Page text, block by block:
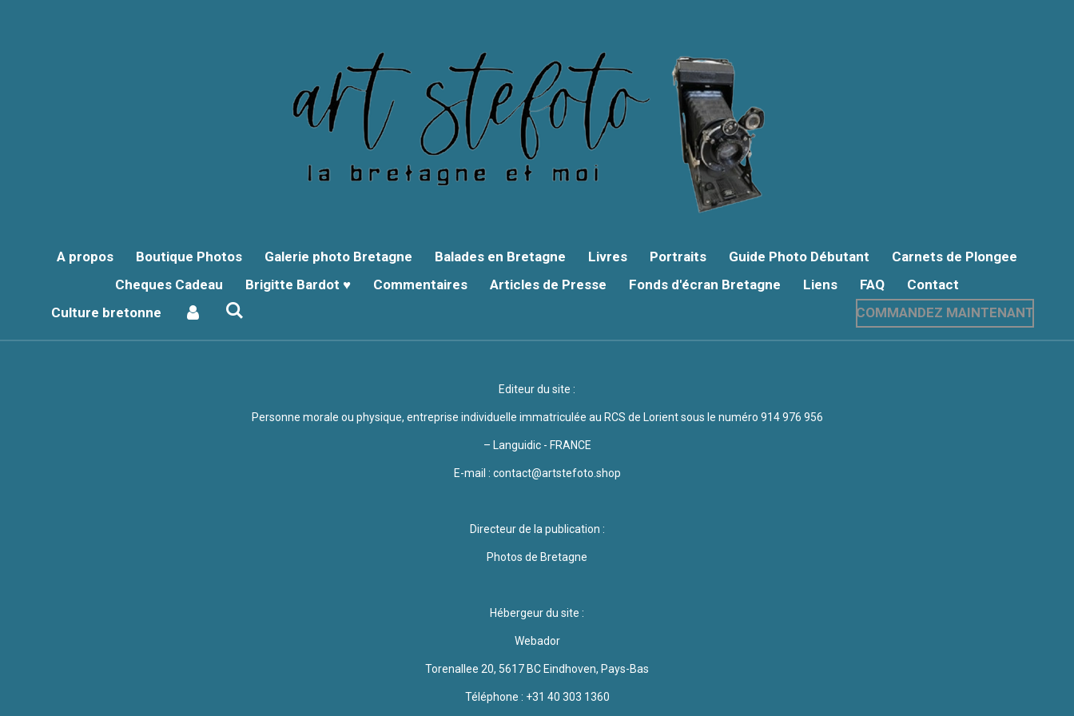
A propos Boutique Photos Galerie photo Bretagne Balades en Bretagne Livres Portraits Guide Photo Débutant
Carnets de Plongee
Cheques Cadeau
Brigitte Bardot ♥ Commentaires Articles de Presse Fonds d'écran Bretagne Liens FAQ
Contact
Culture bretonne
COMMANDEZ MAINTENANT
Editeur du site :
Personne morale ou physique, entreprise individuelle immatriculée au RCS de Lorient sous le numéro 914 976 956
– Languidic - FRANCE
E-mail : contact@artstefoto.shop
Directeur de la publication :
Photos de Bretagne
Hébergeur du site :
Webador
Torenallee 20, 5617 BC Eindhoven, Pays-Bas
Téléphone : +31 40 303 1360